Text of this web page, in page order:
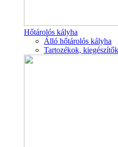
Hőtárolós kályha
Álló hőtárolós kályha
Tartozékok, kiegészítők